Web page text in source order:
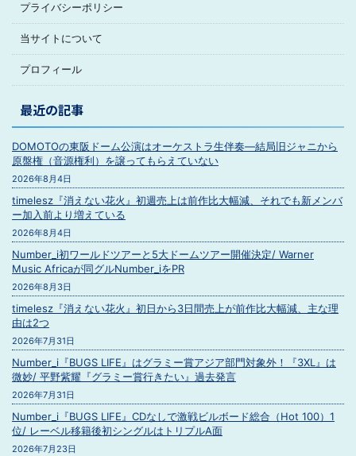
プライバシーポリシー
当サイトについて
プロフィール
最近の記事
DOMOTOの東阪ドーム公演はオーケストラ生伴奏―結局旧ジャニから
原盤権（音源権利）を譲ってもらえていない
2026年8月4日
timelesz『消えない花火』初週売上は前作比大幅減、それでも新メンバ
ー加入前より増えている
2026年8月4日
Number_i初ワールドツアーと5大ドームツアー開催決定/ Warner
Music Africaが同グルNumber_iをPR
2026年8月3日
timelesz『消えない花火』初日から3日間売上が前作比大幅減、主な理
由は2つ
2026年7月31日
Number_i『BUGS LIFE』はグラミー賞アジア部門対象外！『3XL』は
微妙/ 平野紫耀『グラミー賞行きたい』過去発言
2026年7月31日
Number_i『BUGS LIFE』CDなしで激戦ビルボード総合（Hot 100）1
位/ レーベル移籍後初シングルはトリプルA面
2026年7月23日